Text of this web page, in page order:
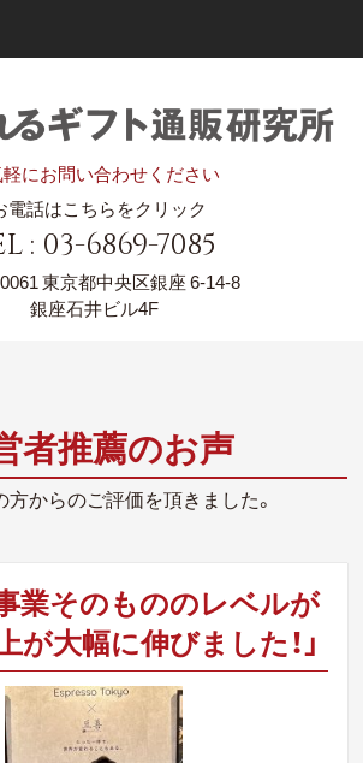
にお問い合わせください
電話はこちらをクリック
: 03-6869-7085
東京都中央区銀座 6-14-8
銀座石井ビル4F
者推薦のお声
方からのご評価を頂きました。
業そのもののレベルが
が大幅に伸びました！」